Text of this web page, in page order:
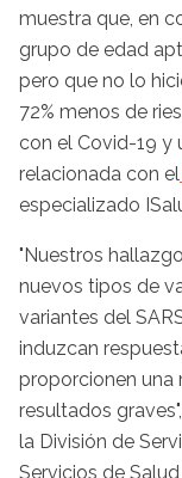
muestra que, en
grupo de edad
pero que no lo
72% menos de
con el Covid-19 y
relacionada con el
especializado
"Nuestros
nuevos tipos de
variantes del
induzcan
proporcionen
resultados
la División de
Servicios de